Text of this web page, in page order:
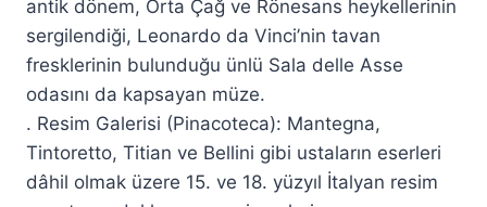
antik dönem, Orta Çağ ve Rönesans heykellerinin
sergilendiği, Leonardo da Vinci’nin tavan
fresklerinin bulunduğu ünlü Sala delle Asse
odasını da kapsayan müze.
. Resim Galerisi (Pinacoteca): Mantegna,
Tintoretto, Titian ve Bellini gibi ustaların eserleri
dâhil olmak üzere 15. ve 18. yüzyıl İtalyan resim